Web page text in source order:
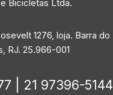
Bicicletas Ltda.
1276, loja. Barra do
RJ. 25.966-001
| 21 97396-5144